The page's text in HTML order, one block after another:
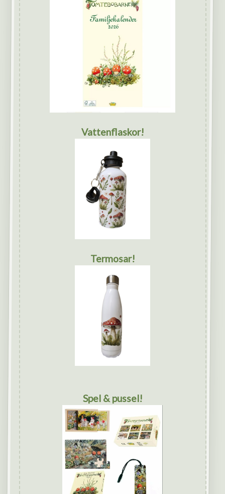
Vattenflaskor!
Termosar!
Spel & pussel!